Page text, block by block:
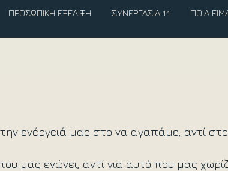
ΠΡΟΣΩΠΙΚΗ ΕΞΕΛΙΞΗ ΣΥΝΕΡΓΑΣΙΑ 1:1 ΠΟΙΑ
ενέργειά μας στο να αγαπάμε, αντί στο
μας ενώνει, αντί για αυτό που μας